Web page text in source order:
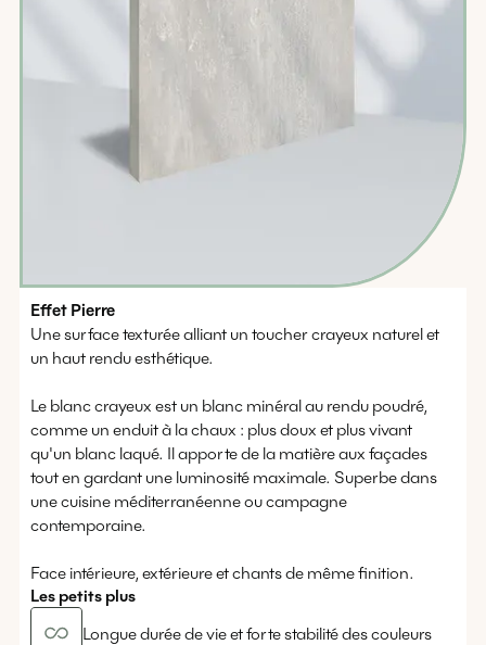
Effet Pierre
Une surface texturée alliant un toucher crayeux naturel et
un haut rendu esthétique.
Le blanc crayeux est un blanc minéral au rendu poudré,
comme un enduit à la chaux : plus doux et plus vivant
qu'un blanc laqué. Il apporte de la matière aux façades
tout en gardant une luminosité maximale. Superbe dans
une cuisine méditerranéenne ou campagne
contemporaine.
Face intérieure, extérieure et chants de même finition.
Les petits plus
Longue durée de vie et forte stabilité des couleurs